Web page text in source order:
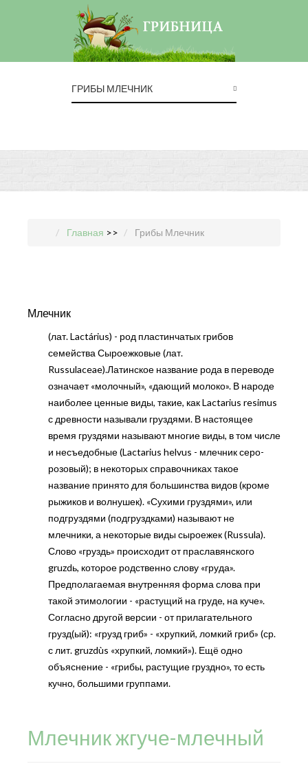
ГРИБЫ МЛЕЧНИК
Главная >> Грибы Млечник
Млечник
(лат. Lactárius) - род пластинчатых грибов
семейства Сыроежковые (лат.
Russulaceae).Латинское название рода в переводе
означает «молочный», «дающий молоко». В народе
наиболее ценные виды, такие, как Lactarius resimus
с древности называли груздями. В настоящее
время груздями называют многие виды, в том числе
и несъедобные (Lactarius helvus - млечник серо-
розовый); в некоторых справочниках такое
название принято для большинства видов (кроме
рыжиков и волнушек). «Сухими груздями», или
подгруздями (подгруздками) называют не
млечники, а некоторые виды сыроежек (Russula).
Слово «груздь» происходит от праславянского
gruzdь, которое родственно слову «груда».
Предполагаемая внутренняя форма слова при
такой этимологии - «растущий на груде, на куче».
Согласно другой версии - от прилагательного
грузд(ый): «грузд гриб» - «хрупкий, ломкий гриб» (ср.
с лит. gruzdùs «хрупкий, ломкий»). Ещё одно
объяснение - «грибы, растущие груздно», то есть
кучно, большими группами.
Млечник жгуче-млечный